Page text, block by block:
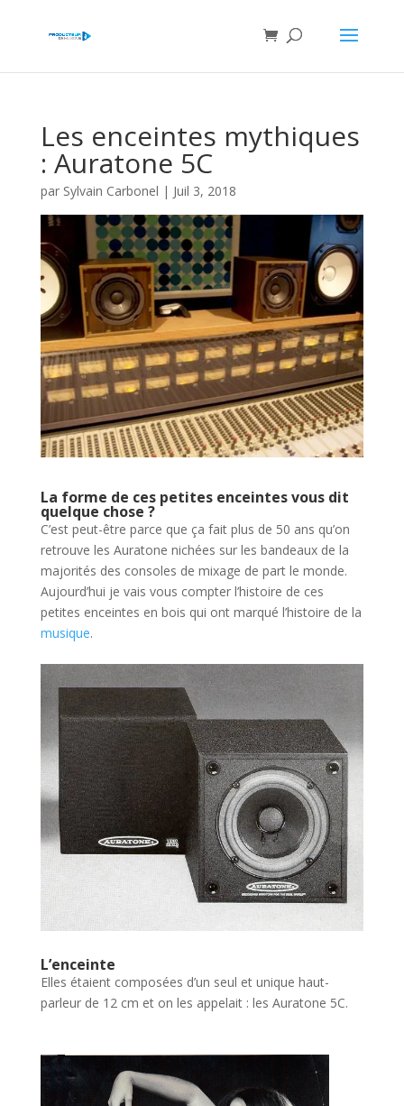
Les enceintes mythiques
: Auratone 5C
par Sylvain Carbonel | Juil 3, 2018
La forme de ces petites enceintes vous dit
quelque chose ?
C’est peut-être parce que ça fait plus de 50 ans qu’on
retrouve les Auratone nichées sur les bandeaux de la
majorités des consoles de mixage de part le monde.
Aujourd’hui je vais vous compter l’histoire de ces
petites enceintes en bois qui ont marqué l’histoire de la
musique.
L’enceinte
Elles étaient composées d’un seul et unique haut-
parleur de 12 cm et on les appelait : les Auratone 5C.